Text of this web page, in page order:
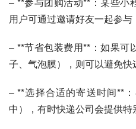
用户可通过邀请好友一起参与
– **节省包装费用**：如果可
子、气泡膜），则可以避免快
– **选择合适的寄送时间**
中），有时快递公司会提供特